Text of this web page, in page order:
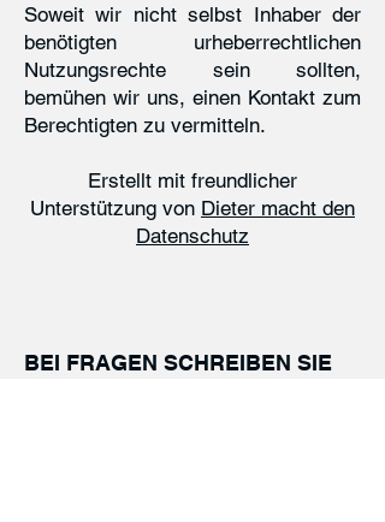
Soweit wir nicht selbst Inhaber der
benötigten urheberrechtlichen
Nutzungsrechte sein sollten,
bemühen wir uns, einen Kontakt zum
Berechtigten zu vermitteln.
Erstellt mit freundlicher
Unterstützung von Dieter macht den
Datenschutz
BEI FRAGEN SCHREIBEN SIE